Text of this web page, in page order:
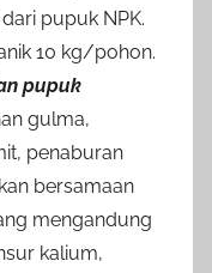
pupuk NPK.
10 kg/pohon.
pupuk
gulma,
penaburan
bersamaan
mengandung
kalium,